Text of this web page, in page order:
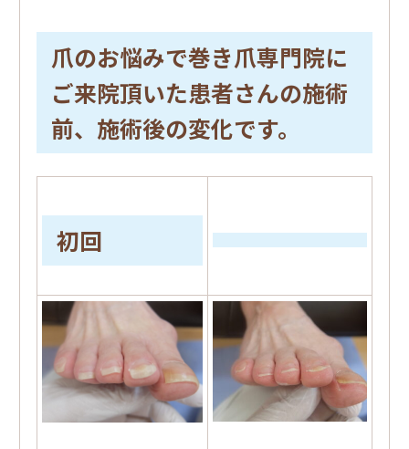
爪のお悩みで巻き爪専門院に
ご来院頂いた患者さんの施術
前、施術後の変化です。
初回